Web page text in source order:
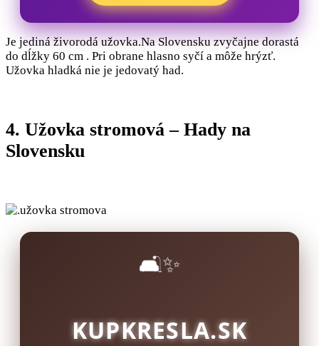
Je jediná živorodá užovka.Na Slovensku zvyčajne dorastá
do dĺžky 60 cm . Pri obrane hlasno syčí a môže hrýzť.
Užovka hladká nie je jedovatý had.
4. Užovka stromová – Hady na
Slovensku
🛋️✨
KUPKRESLA.SK